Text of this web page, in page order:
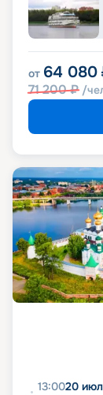
от 64 080
71 200₽ /
13:0020